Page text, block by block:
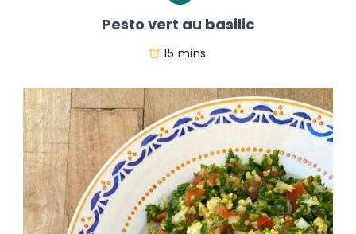
Pesto vert au basilic
15 mins